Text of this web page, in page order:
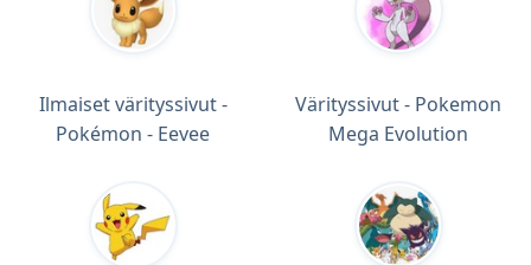
Ilmaiset värityssivut -
Pokémon - Eevee
Värityssivut - Pokemon
Mega Evolution